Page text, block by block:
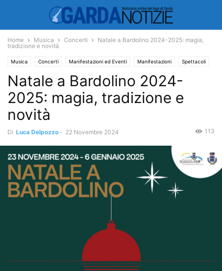
Home Musica Concerti
Natale a Bardolino 2024-2025: magia,
tradizione e novità
Musica Concerti Manifestazioni ed Eventi Manifestazioni Spettacoli
Natale a Bardolino 2024-
2025: magia, tradizione e
novità
Di Luca Delpozzo - 22 Novembre 2024 113